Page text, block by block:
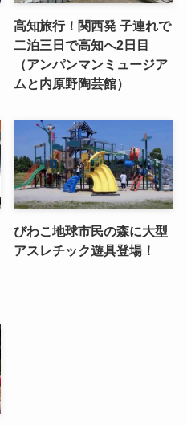
高知旅行！関西発 子連れで
二泊三日で高知へ2日目
（アンパンマンミュージア
ムと内原野陶芸館）
びわこ地球市民の森に大型
アスレチック遊具登場！